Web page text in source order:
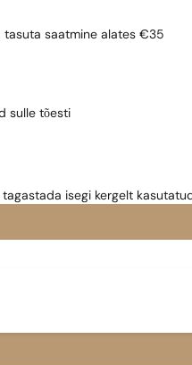
tasuta saatmine alates €35
sulle tõesti
isegi kergelt